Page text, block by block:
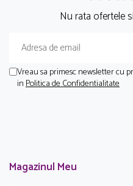
Nu rata ofertele
Vreau sa primesc newsletter cu
inPolitica de Confidentialitate
Magazinul Meu